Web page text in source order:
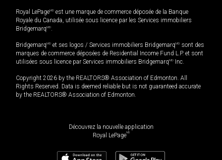
Royal LePageMD est une marque de commerce déposée de la Banque
Royale du Canada, utilisée sous licence par les Services immobiliers
BridgemarqMD.
BridgemarqMD et ses logos / Services immobiliers BridgemarqMD sont des
marques de commerce déposées de Residential Income Fund L.P. et sont
utilisées sous licence par Services immobiliers BridgemarqMD Inc.
Copyright 2026 by the REALTORS® Association of Edmonton. All
Rights Reserved. Data is deemed reliable but is not guaranteed accurate
by the REALTORS® Association of Edmonton.
Découvrez la nouvelle application
Royal LePageMD